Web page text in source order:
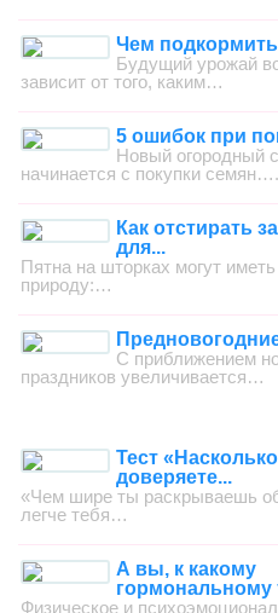
Чем
Будущий урожай
зависит от того, каким…
5 ошибок при
Новый огородный
начинается с покупки семян….
Как отстирать
для...
Пятна на шторках могут
природу:…
С приближением
праздников увеличивается…
Тест
доверяете...
«Чем шире ты раскрываешь
легче тебя…
А вы, к какому
гормональному
Физическое и